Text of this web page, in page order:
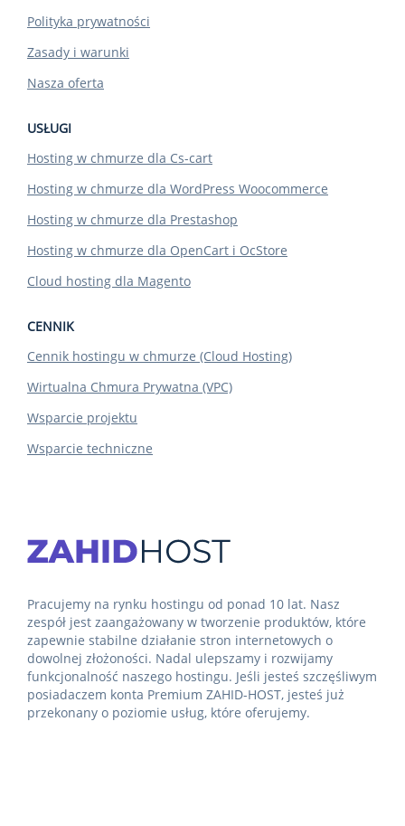
Polityka prywatności
Zasady i warunki
Nasza oferta
USŁUGI
Hosting w chmurze dla Cs-cart
Hosting w chmurze dla WordPress Woocommerce
Hosting w chmurze dla Prestashop
Hosting w chmurze dla OpenCart i OcStore
Cloud hosting dla Magento
CENNIK
Cennik hostingu w chmurze (Cloud Hosting)
Wirtualna Chmura Prywatna (VPC)
Wsparcie projektu
Wsparcie techniczne
Pracujemy na rynku hostingu od ponad 10 lat. Nasz
zespół jest zaangażowany w tworzenie produktów, które
zapewnie stabilne działanie stron internetowych o
dowolnej złożoności. Nadal ulepszamy i rozwijamy
funkcjonalność naszego hostingu. Jeśli jesteś szczęśliwym
posiadaczem konta Premium ZAHID-HOST, jesteś już
przekonany o poziomie usług, które oferujemy.